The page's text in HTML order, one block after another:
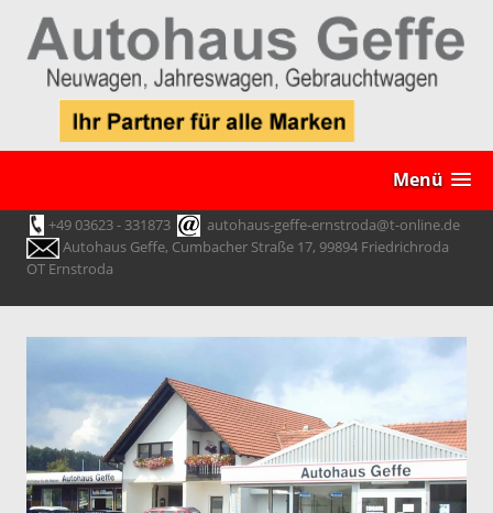
Menü
+49 03623 - 331873
autohaus-geffe-ernstroda@t-online.de
Autohaus Geffe, Cumbacher Straße 17, 99894 Friedrichroda
OT Ernstroda